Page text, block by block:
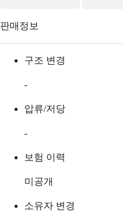
판매정보
구조 변경
-
압류/저당
-
보험 이력
미공개
소유자 변경